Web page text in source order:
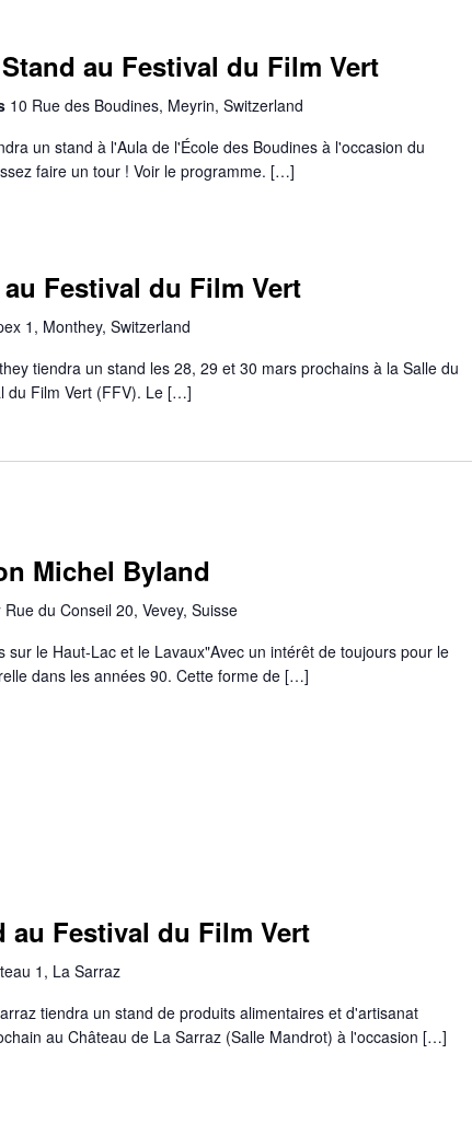
au Festival du Film Vert
10 Rue des Boudines, Meyrin, Switzerland
un stand à l'Aula de l'École des Boudines à l'occasion du
faire un tour ! Voir le programme. […]
Festival du Film Vert
1, Monthey, Switzerland
tiendra un stand les 28, 29 et 30 mars prochains à la Salle du
du Film Vert (FFV). Le […]
Michel Byland
Rue du Conseil 20, Vevey, Suisse
sur le Haut-Lac et le Lavaux"Avec un intérêt de toujours pour le
dans les années 90. Cette forme de […]
au Festival du Film Vert
1, La Sarraz
tiendra un stand de produits alimentaires et d'artisanat
au Château de La Sarraz (Salle Mandrot) à l'occasion […]